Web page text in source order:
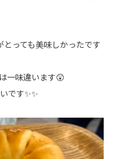
っても美味しかったです
一味違います😲
です✨✨